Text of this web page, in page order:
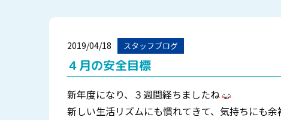
2019/04/18 スタッフブログ
４月の安全目標
新年度になり、３週間経ちましたね
新しい生活リズムにも慣れてきて、気持ちにも余